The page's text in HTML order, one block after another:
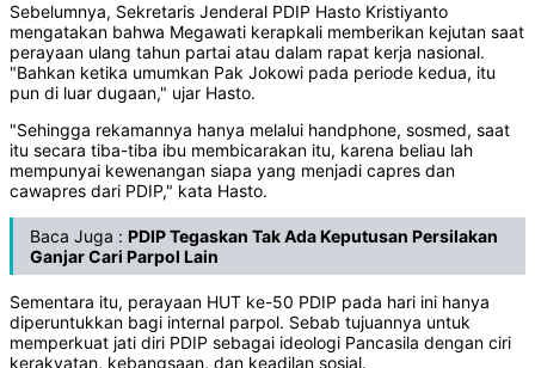
Sebelumnya, Sekretaris Jenderal PDIP Hasto Kristiyanto
mengatakan bahwa Megawati kerapkali memberikan kejutan saat
perayaan ulang tahun partai atau dalam rapat kerja nasional.
"Bahkan ketika umumkan Pak Jokowi pada periode kedua, itu
pun di luar dugaan," ujar Hasto.
"Sehingga rekamannya hanya melalui handphone, sosmed, saat
itu secara tiba-tiba ibu membicarakan itu, karena beliau lah
mempunyai kewenangan siapa yang menjadi capres dan
cawapres dari PDIP," kata Hasto.
Baca Juga : PDIP Tegaskan Tak Ada Keputusan Persilakan
Ganjar Cari Parpol Lain
Sementara itu, perayaan HUT ke-50 PDIP pada hari ini hanya
diperuntukkan bagi internal parpol. Sebab tujuannya untuk
memperkuat jati diri PDIP sebagai ideologi Pancasila dengan ciri
kerakyatan, kebangsaan, dan keadilan sosial.